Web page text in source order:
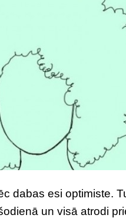
dabas esi optimiste.
un visā atrodi